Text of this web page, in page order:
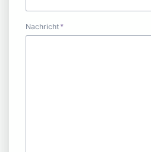
Pflichtfeld
Nachricht *